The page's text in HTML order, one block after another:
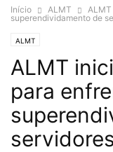
Início ALMT
superendividamento de
ALMT
ALMT
para